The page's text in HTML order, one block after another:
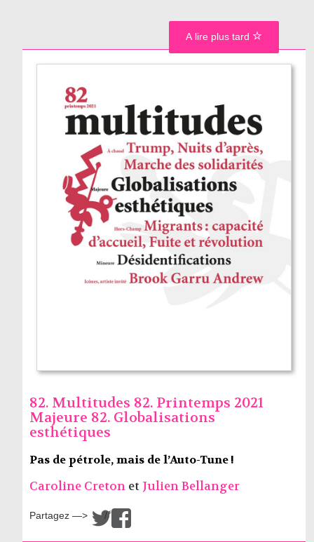
82. Multitudes 82. Printemps 2021
Majeure 82. Globalisations
esthétiques
Pas de pétrole, mais de l’Auto-Tune !
Caroline Cretonet Julien Bellanger
Partagez —> /
A lire plus tard